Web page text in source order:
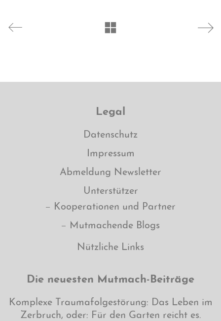
Legal
Datenschutz
Impressum
Abmeldung Newsletter
Unterstützer
Kooperationen und Partner
Mutmachende Blogs
Nützliche Links
Die neuesten Mutmach-Beiträge
Komplexe Traumafolgestörung: Das Leben im
Zerbruch, oder: Für den Garten reicht es.